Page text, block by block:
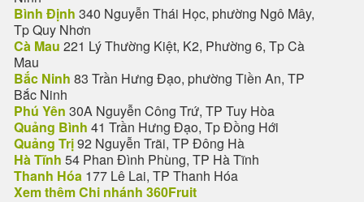
Bình Định 340 Nguyễn Thái Học, phường Ngô Mây,
Tp Quy Nhơn
Cà Mau 221 Lý Thường Kiệt, K2, Phường 6, Tp Cà
Mau
Bắc Ninh 83 Trần Hưng Đạo, phường Tiền An, TP
Bắc Ninh
Phú Yên 30A Nguyễn Công Trứ, TP Tuy Hòa
Quảng Bình 41 Trần Hưng Đạo, Tp Đồng Hới
Quảng Trị92 Nguyễn Trãi, TP Đông Hà
Hà Tĩnh 54 Phan Đình Phùng, TP Hà Tĩnh
Thanh Hóa 177 Lê Lai, TP Thanh Hóa
Xem thêm Chi nhánh 360Fruit